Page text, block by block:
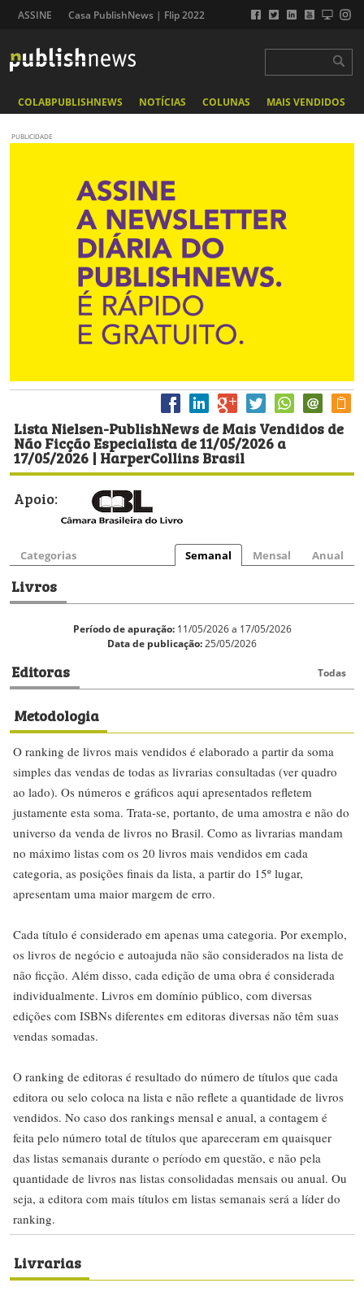
ASSINE Casa PublishNews | Flip 2022
COLABPUBLISHNEWS NOTÍCIAS COLUNAS MAIS VENDIDOS
PUBLICIDADE
Lista Nielsen-PublishNews de Mais Vendidos de
Não Ficção Especialista de 11/05/2026 a
17/05/2026 | HarperCollins Brasil
Apoio:
Categorias Semanal Mensal Anual
Livros
Período de apuração:11/05/2026 a 17/05/2026
Data de publicação:25/05/2026
Editoras Todas
Metodologia
O ranking de livros mais vendidos é elaborado a partir da soma
simples das vendas de todas as livrarias consultadas (ver quadro
ao lado). Os números e gráficos aqui apresentados refletem
justamente esta soma. Trata-se, portanto, de uma amostra e não do
universo da venda de livros no Brasil. Como as livrarias mandam
no máximo listas com os 20 livros mais vendidos em cada
categoria, as posições finais da lista, a partir do 15º lugar,
apresentam uma maior margem de erro.
Cada título é considerado em apenas uma categoria. Por exemplo,
os livros de negócio e autoajuda não são considerados na lista de
não ficção. Além disso, cada edição de uma obra é considerada
individualmente. Livros em domínio público, com diversas
edições com ISBNs diferentes em editoras diversas não têm suas
vendas somadas.
O ranking de editoras é resultado do número de títulos que cada
editora ou selo coloca na lista e não reflete a quantidade de livros
vendidos. No caso dos rankings mensal e anual, a contagem é
feita pelo número total de títulos que apareceram em quaisquer
das listas semanais durante o período em questão, e não pela
quantidade de livros nas listas consolidadas mensais ou anual. Ou
seja, a editora com mais títulos em listas semanais será a líder do
ranking.
Livrarias